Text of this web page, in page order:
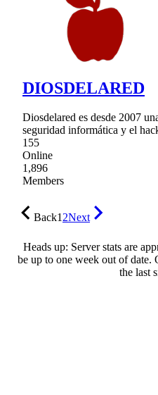
DIOSDELARED
Diosdelared es desde 2007
seguridad informática y el
155
Online
1,896
Members
Back12Next
Heads up: Server stats are
be up to one week out of date.
the last